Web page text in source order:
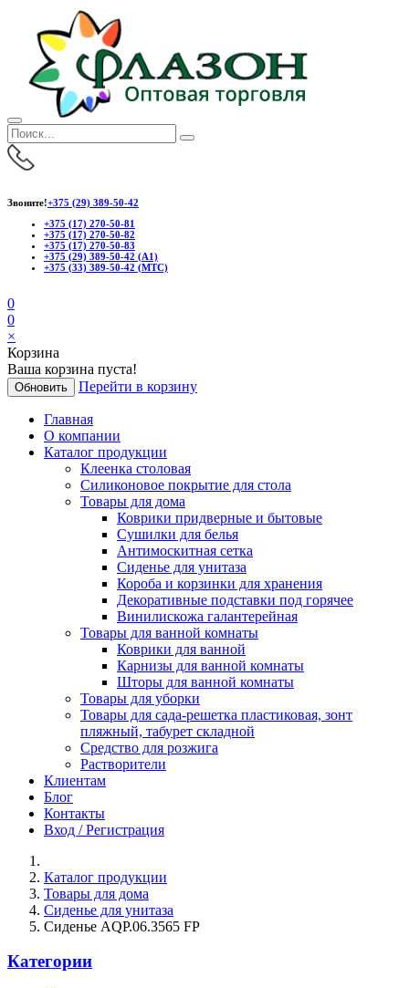
Звоните!+375 (29) 389-50-42
+375 (17) 270-50-81
+375 (17) 270-50-82
+375 (17) 270-50-83
+375 (29) 389-50-42 (А1)
+375 (33) 389-50-42 (МТС)
0
0
×
Корзина
Ваша корзина пуста!
Обновить Перейти в корзину
Главная
О компании
Каталог продукции
Клеенка столовая
Силиконовое покрытие для стола
Товары для дома
Коврики придверные и бытовые
Сушилки для белья
Антимоскитная сетка
Сиденье для унитаза
Короба и корзинки для хранения
Декоративные подставки под горячее
Винилискожа галантерейная
Товары для ванной комнаты
Коврики для ванной
Карнизы для ванной комнаты
Шторы для ванной комнаты
Товары для уборки
Товары для сада-решетка пластиковая, зонт
пляжный, табурет складной
Средство для розжига
Растворители
Клиентам
Блог
Контакты
Вход / Регистрация
Каталог продукции
Товары для дома
Сиденье для унитаза
Сиденье AQP.06.3565 FP
Категории